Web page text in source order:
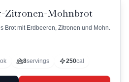
Zitronen-Mohnbrot
Brot mit Erdbeeren, Zitronen und Mohn.
8servings 250cal